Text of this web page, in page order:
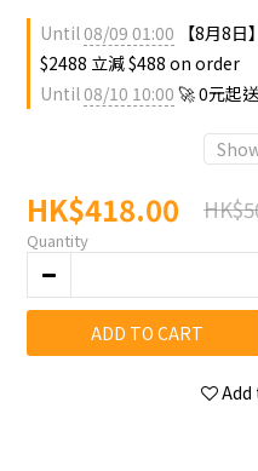
Until08/09 01:00 【8月8
$2488 立減 $488 on order
Until08/10 10:00 🚀 0元起
HK$418.00
Quantity
ADD TO CART